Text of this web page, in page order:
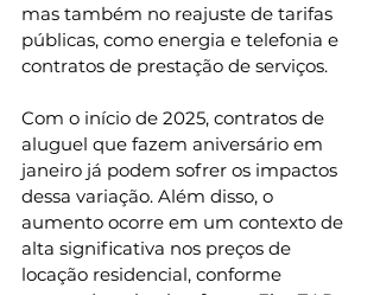
mas também no reajuste de tarifas
públicas, como energia e telefonia e
contratos de prestação de serviços.
Com o início de 2025, contratos de
aluguel que fazem aniversário em
janeiro já podem sofrer os impactos
dessa variação. Além disso, o
aumento ocorre em um contexto de
alta significativa nos preços de
locação residencial, conforme